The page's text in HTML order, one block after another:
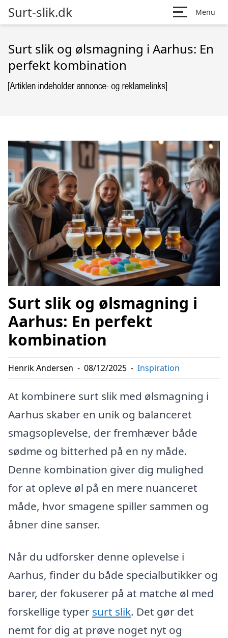
Surt-slik.dk Menu
Surt slik og ølsmagning i Aarhus: En
perfekt kombination
Surt slik og ølsmagning i
Aarhus: En perfekt
kombination
Henrik Andersen - 08/12/2025 - Inspiration
At kombinere surt slik med ølsmagning i
Aarhus skaber en unik og balanceret
smagsoplevelse, der fremhæver både
sødme og bitterhed på en ny måde.
Denne kombination giver dig mulighed
for at opleve øl på en mere nuanceret
måde, hvor smagene spiller sammen og
åbner dine sanser.
Når du udforsker denne oplevelse i
Aarhus, finder du både specialbutikker og
barer, der fokuserer på at matche øl med
forskellige typer surt slik. Det gør det
nemt for dig at prøve noget nyt og